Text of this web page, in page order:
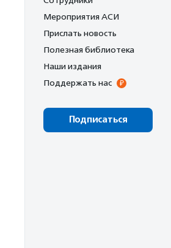
Мероприятия АСИ
Прислать новость
Полезная библиотека
Наши издания
Поддержать нас
Подписаться